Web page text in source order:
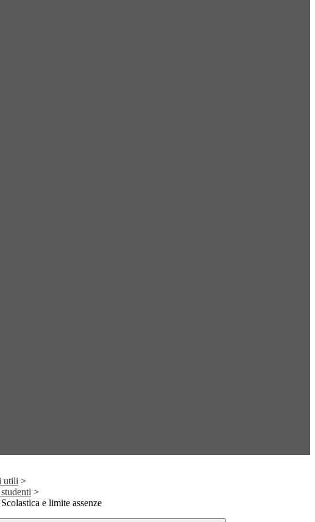
utili >
>
e limite assenze